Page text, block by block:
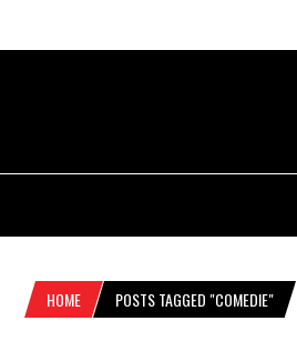
HOME POSTS TAGGED "COMEDIE"